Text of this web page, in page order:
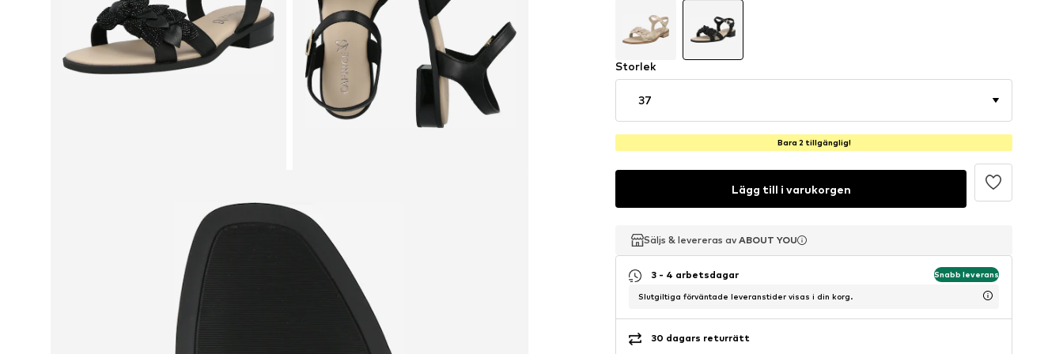
Storlek
37
Bara 2 tillgänglig!
Lägg till i varukorgen
Säljs & levereras av ABOUT YOU
Säljs & levereras av ABOUT YOU
Säljs & levereras av ABOUT YOU
3 - 4 arbetsdagar Snabb leverans
Slutgiltiga förväntade leveranstider visas i din korg.
30 dagars returrätt